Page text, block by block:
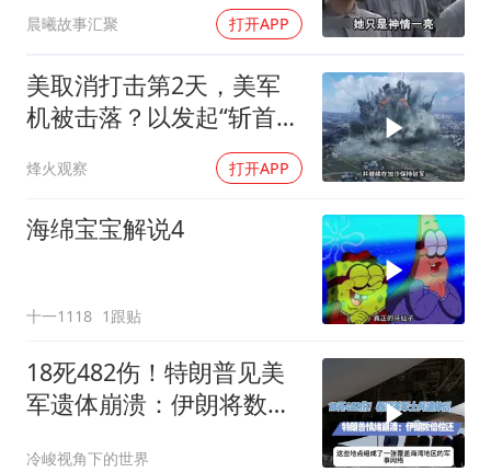
晨曦故事汇聚 打开APP
美取消打击第2天，美军
机被击落？以发起“斩首行
烽火观察 打开APP
海绵宝宝解说4
十一1118 1跟贴
18死482伤！特朗普见美
军遗体崩溃：伊朗将数倍
冷峻视角下的世界